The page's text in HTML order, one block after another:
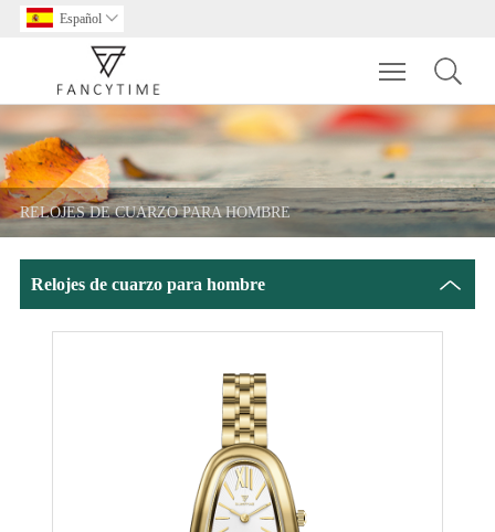
Español 
Toggle
RELOJES DE CUARZO PARA HOMBRE
Relojes de cuarzo para hombre